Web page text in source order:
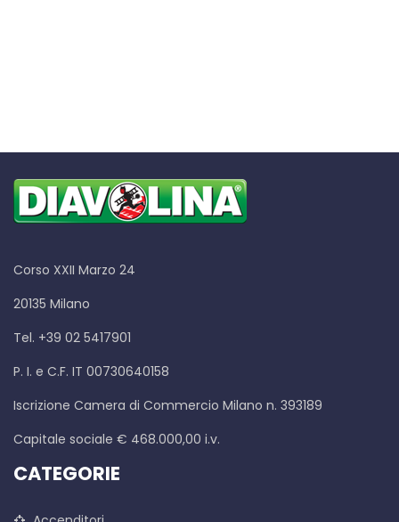
Corso XXII Marzo 24
20135 Milano
Tel. +39 02 5417901
P. I. e C.F. IT 00730640158
Iscrizione Camera di Commercio Milano n. 393189
Capitale sociale € 468.000,00 i.v.
CATEGORIE